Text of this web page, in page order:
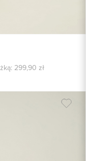
299,90 zł